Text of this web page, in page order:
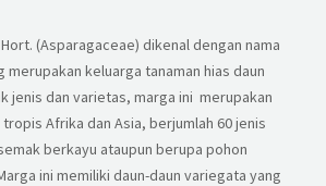
(Asparagaceae) dikenal dengan nama
merupakan keluarga tanaman hias daun
jenis dan varietas, marga ini merupakan
Afrika dan Asia, berjumlah 60 jenis
berkayu ataupun berupa pohon
ini memiliki daun-daun variegata yang